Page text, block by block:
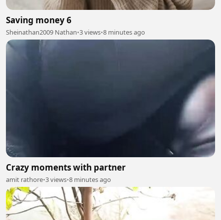
Saving money 6
Sheinathan2009 Nathan•3 views•8 minutes ago
Crazy moments with partner
amit rathore•3 views•8 minutes ago